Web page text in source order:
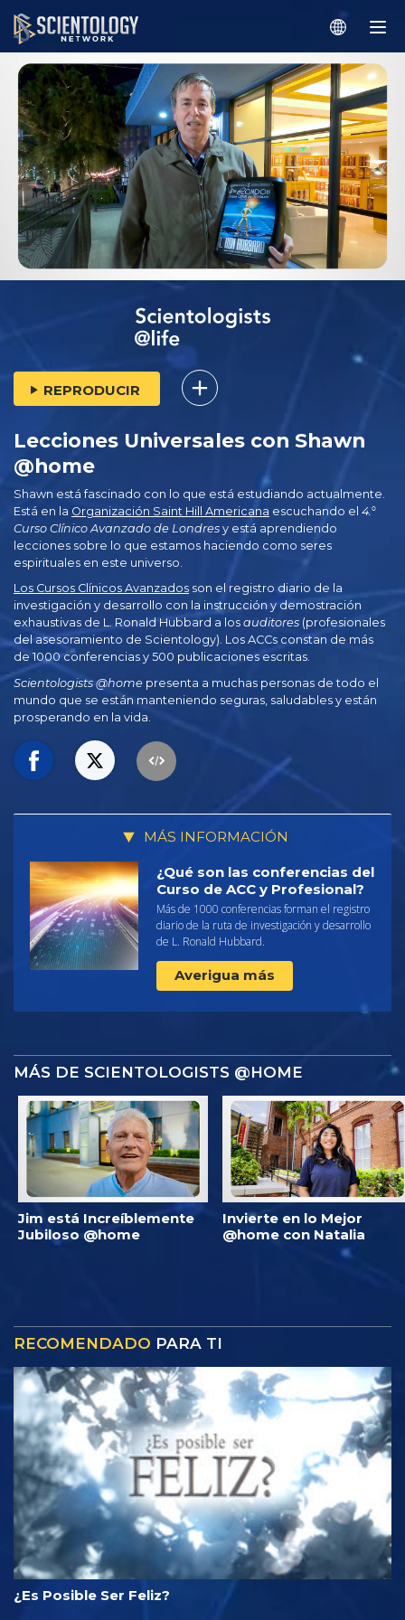
REPRODUCIR
Lecciones Universales con Shawn
@home
Shawn está fascinado con lo que está estudiando actualmente.
Está en la Organización Saint Hill Americana escuchando el 4.°
Curso Clínico Avanzado de Londres y está aprendiendo
lecciones sobre lo que estamos haciendo como seres
espirituales en este universo.
Los Cursos Clínicos Avanzados son el registro diario de la
investigación y desarrollo con la instrucción y demostración
exhaustivas de L. Ronald Hubbard a los auditores (profesionales
del asesoramiento de Scientology). Los ACCs constan de más
de 1000 conferencias y 500 publicaciones escritas.
Scientologists @home presenta a muchas personas de todo el
mundo que se están manteniendo seguras, saludables y están
prosperando en la vida.
MÁS INFORMACIÓN
¿Qué son las conferencias del
Curso de ACC y Profesional?
Más de 1000 conferencias forman el registro
diario de la ruta de investigación y desarrollo
de L. Ronald Hubbard.
Averigua más
MÁS DE SCIENTOLOGISTS @HOME
Jim está Increíblemente
Jubiloso @home
Invierte en lo Mejor
@home con Natalia
RECOMENDADO PARA TI
¿Es Posible Ser Feliz?